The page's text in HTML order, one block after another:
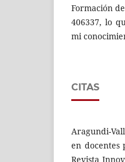
Formación
406337, lo
mi
CITAS
Aragundi-
en docentes
Revista